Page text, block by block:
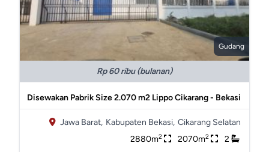
Gudang
Rp 60 ribu (bulanan)
Disewakan Pabrik Size 2.070 m2 Lippo Cikarang - Bekasi
Jawa Barat, Kabupaten Bekasi, Cikarang Selatan
2880m2 2070m2 2